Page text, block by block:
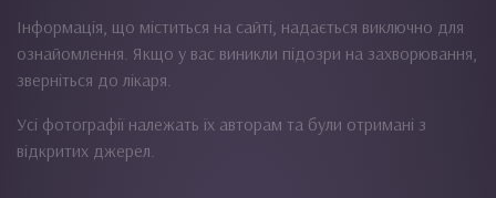
Інформація, що міститься на сайті, надається виключно для
ознайомлення. Якщо у вас виникли підозри на захворювання,
зверніться до лікаря.
Усі фотографії належать їх авторам та були отримані з
відкритих джерел.